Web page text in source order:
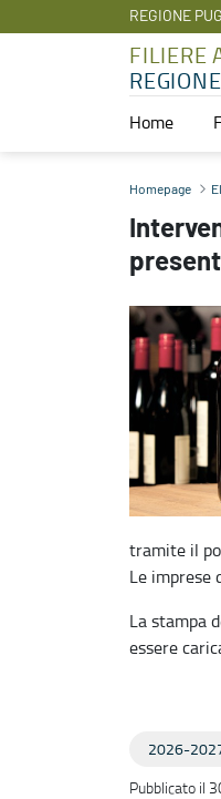
REGIONE
FILIERE
Home
Intervento "Investimenti" -
Homepage
tramite il
Le imprese
La stampa
essere
2026-
Pubblicato il